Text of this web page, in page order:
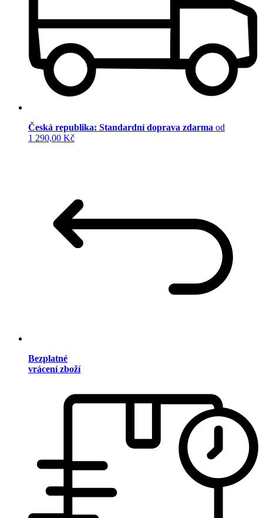
Česká republika: Standardní doprava zdarma od
1 290,00 Kč
Bezplatné
vrácení zboží